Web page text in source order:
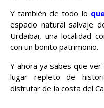
Y también de todo lo
espacio natural salvaje
Urdaibai, una localidad
con un bonito patrimonio.
Y ahora ya sabes que ver
lugar repleto de
disfrutar de la costa del